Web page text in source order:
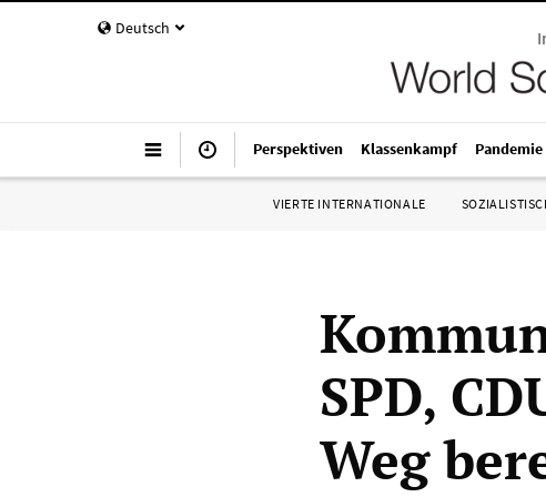
Deutsch
Perspektiven Klassenkampf Pandemie
VIERTE INTERNATIONALE
SPD,
Weg